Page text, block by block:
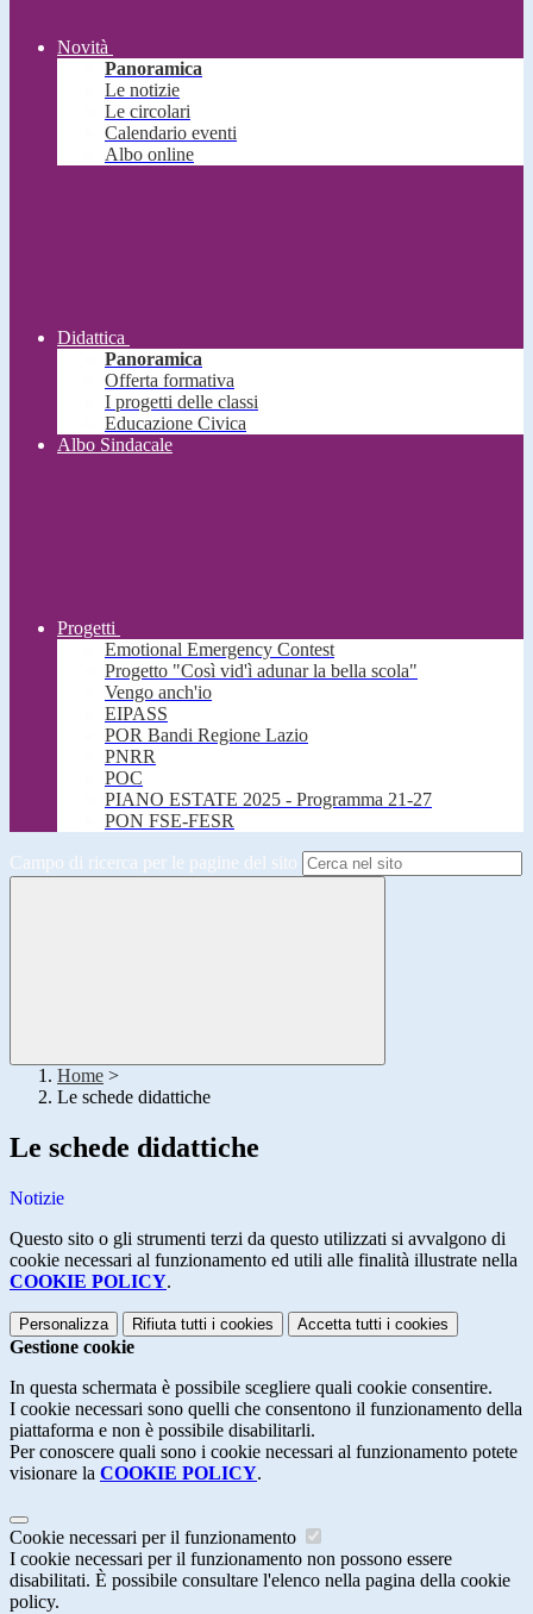
Novità
Panoramica
Le notizie
Le circolari
Calendario eventi
Albo online
Didattica
Panoramica
Offerta formativa
I progetti delle classi
Educazione Civica
Albo Sindacale
Progetti
Emotional Emergency Contest
Progetto "Così vid'ì adunar la bella scola"
Vengo anch'io
EIPASS
POR Bandi Regione Lazio
PNRR
POC
PIANO ESTATE 2025 - Programma 21-27
PON FSE-FESR
Campo di ricerca per le pagine del sito
Home >
Le schede didattiche
Le schede didattiche
Notizie
Questo sito o gli strumenti terzi da questo utilizzati si avvalgono di
cookie necessari al funzionamento ed utili alle finalità illustrate nella
COOKIE POLICY.
Personalizza Rifiuta tutti i cookies Accetta tutti i cookies
Gestione cookie
In questa schermata è possibile scegliere quali cookie consentire.
I cookie necessari sono quelli che consentono il funzionamento della
piattaforma e non è possibile disabilitarli.
Per conoscere quali sono i cookie necessari al funzionamento potete
visionare la COOKIE POLICY.
Cookie necessari per il funzionamento
I cookie necessari per il funzionamento non possono essere
disabilitati. È possibile consultare l'elenco nella pagina della cookie
policy.